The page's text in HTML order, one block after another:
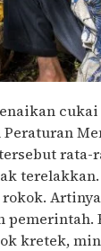
rata-
kretek,